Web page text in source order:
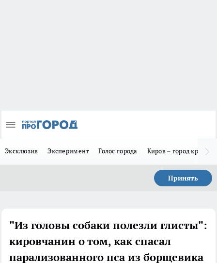
Эксклюзив Эксперимент Голос города Киров – город
Принять
"Из головы собаки полезли глисты":
кировчанин о том, как спасал
парализованного пса из борщевика